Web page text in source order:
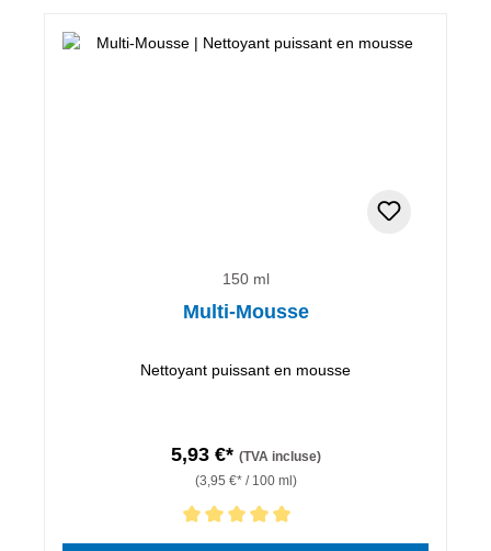
150 ml
Multi-Mousse
Nettoyant puissant en mousse
5,93 €* (TVA incluse)
(3,95 €* / 100 ml)
Note moyenne de 5 sur 5 étoiles